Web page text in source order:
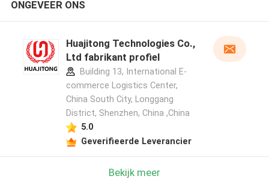
ONGEVEER ONS
Huajitong Technologies Co.,
Ltd fabrikant profiel
Building 13, International E-
commerce Logistics Center,
China South City, Longgang
District, Shenzhen, China ,China
5.0
Geverifieerde Leverancier
Bekijk meer